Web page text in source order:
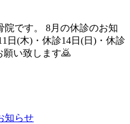
です。 8月の休診のお知
日(木)・休診14日(日)・休診
願い致します🙇
知らせ